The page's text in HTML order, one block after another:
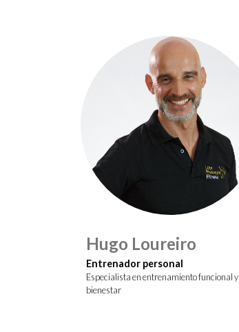
Hugo Loureiro
Entrenador personal
Especialista en entrenamiento funcional y
bienestar